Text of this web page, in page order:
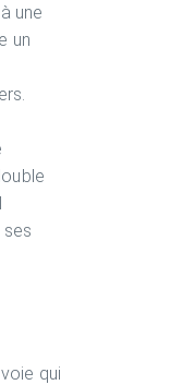
une
un
ses
qui